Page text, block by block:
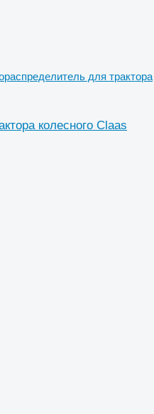
для трактора
колесного Claas